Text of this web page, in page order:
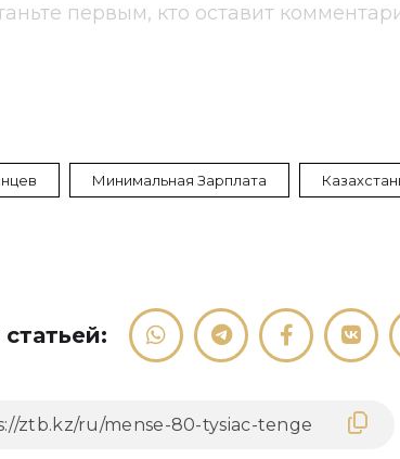
первым, кто оставит
Минимальная Зарплата